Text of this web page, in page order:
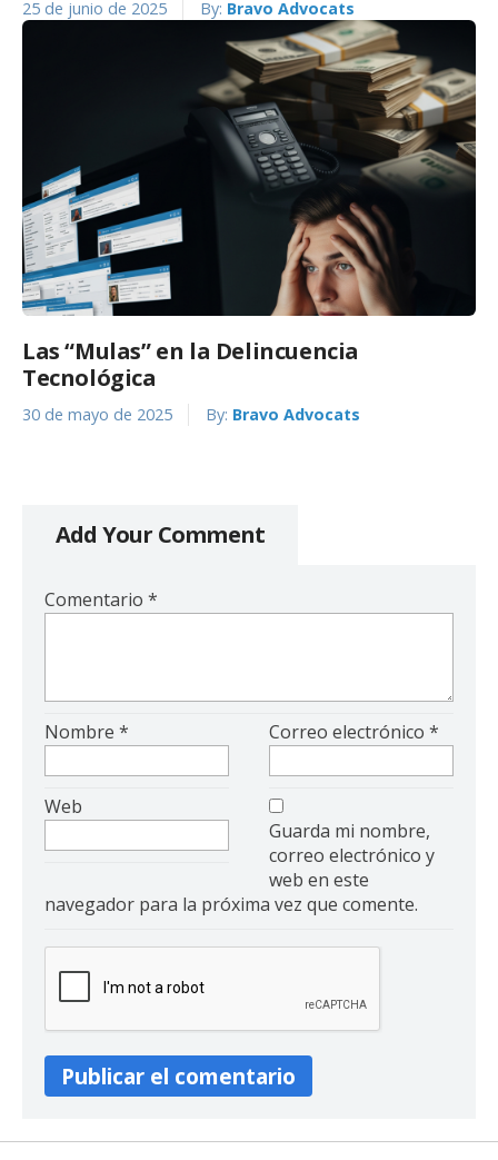
25 de junio de 2025 By: Bravo Advocats
Las “Mulas” en la Delincuencia
Tecnológica
30 de mayo de 2025 By: Bravo Advocats
Add Your Comment
Comentario *
Nombre * Correo electrónico*
Web
Guarda mi nombre,
correo electrónico y
web en este
navegador para la próxima vez que comente.